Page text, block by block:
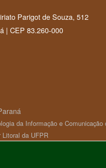
Parigot de Souza, 512
| CEP 83.260-000
da Informação e Comunicação
Litoral da UFPR